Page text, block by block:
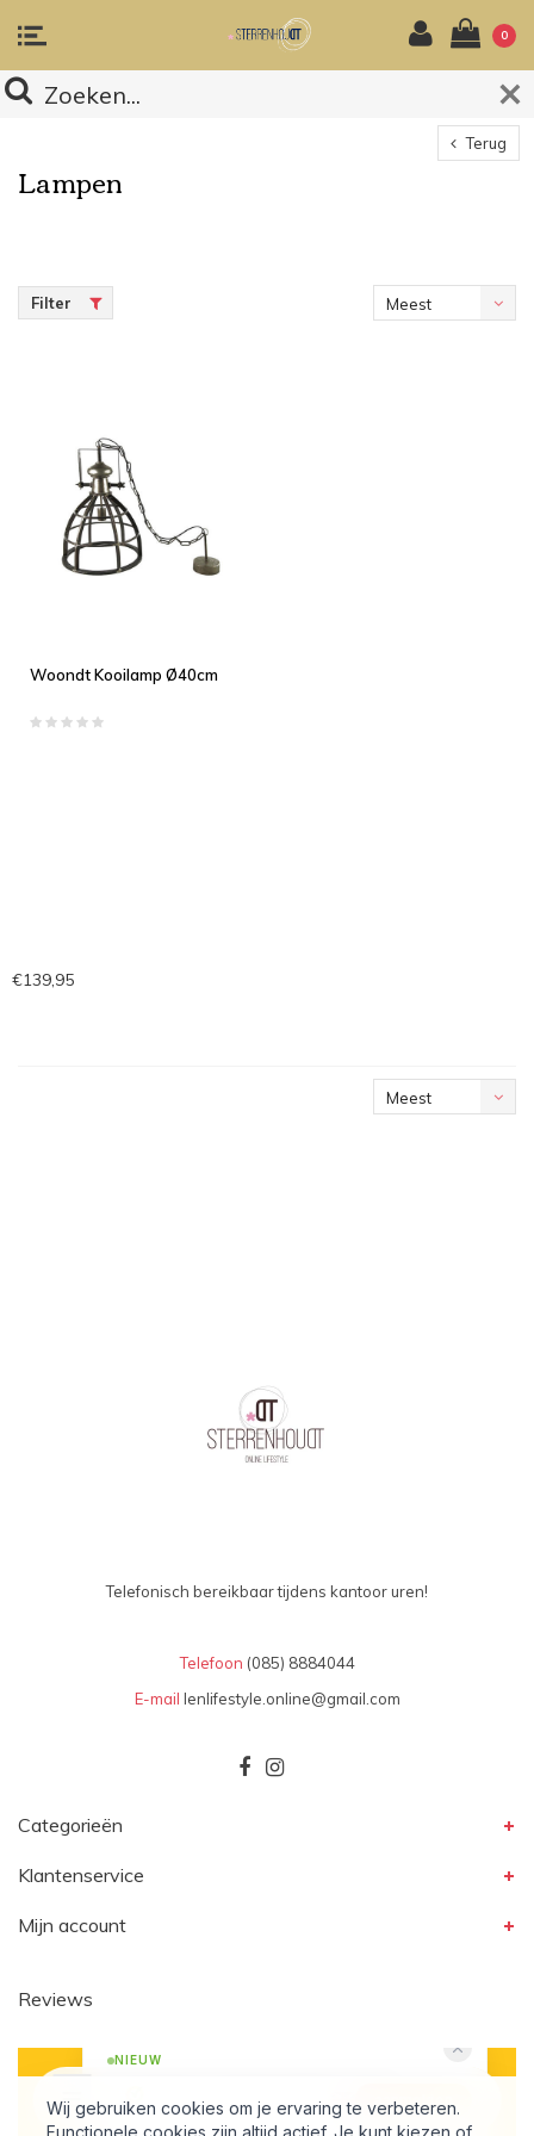
0
Terug
Lampen
Filter
Meest
Woondt Kooilamp Ø40cm
€139,95
Meest
Telefonisch bereikbaar tijdens kantoor uren!
Telefoon (085) 8884044
E-mail lenlifestyle.online@gmail.com
Categorieën
Klantenservice
Mijn account
Reviews